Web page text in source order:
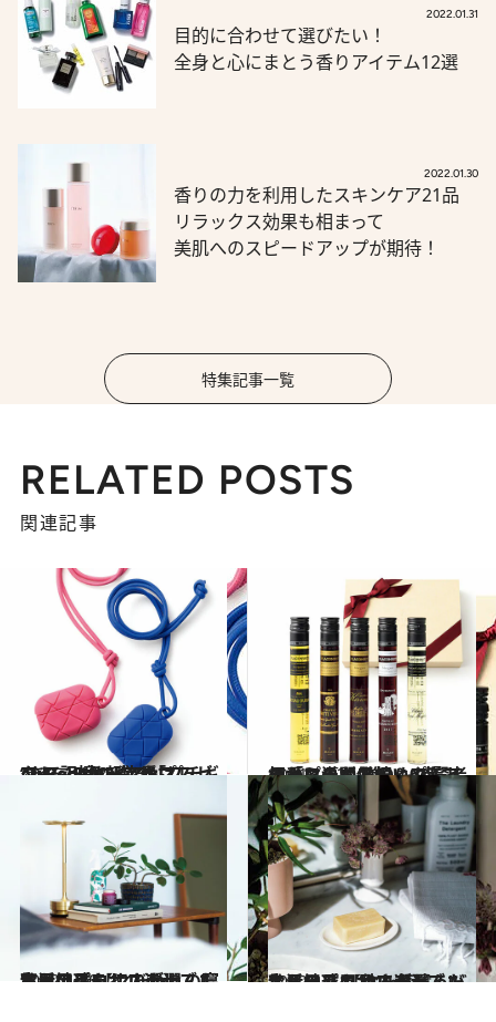
2022.01.31
目的に合わせて選びたい！
全身と心にまとう香りアイテム12選
2022.01.30
香りの力を利用したスキンケア21品
リラックス効果も相まって
美肌へのスピードアップが期待！
特集記事一覧
RELATED POSTS
関連記事
2021.12.20
“あるといいな”をプレゼント 記憶に残る「プチギフト」8点 新定番はAirPodsケースやマスク！
ライフスタイル 2021.12.20
相手との関係値＆プレイスから導く 贈りもの賢者の「プチギフト」9点 フォーマルなお祝いや差し入れに
ライフスタイル
2022.1.10
生活のプロ12人が選んだ 私も地球もサステナブルな日用品 【こだわりの寝室用アイテム10選】
ライフスタイル 2022.1.9
生活のプロ12人が選んだ 私も地球もサステナブルな日用品 【体を気遣うバスルーム用品11選】
ライフスタイル